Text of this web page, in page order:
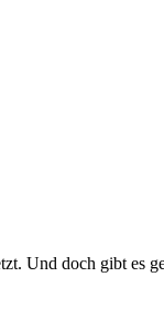
doch gibt